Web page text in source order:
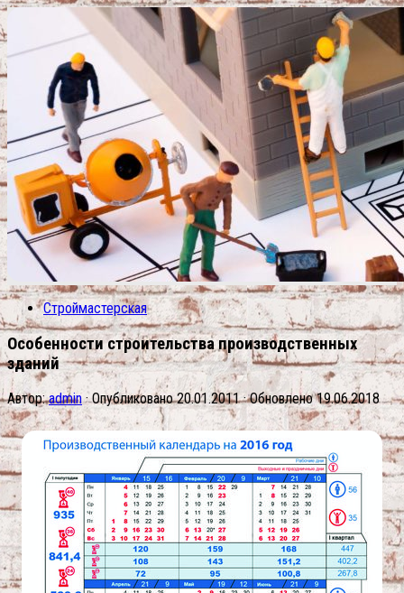
Строймастерская
Особенности строительства производственных
зданий
Автор:admin · Опубликовано20.01.2011· Обновлено19.06.2018